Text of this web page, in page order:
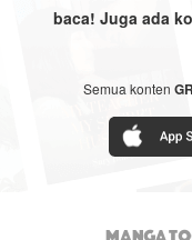
baca! Juga ada
Semua konten